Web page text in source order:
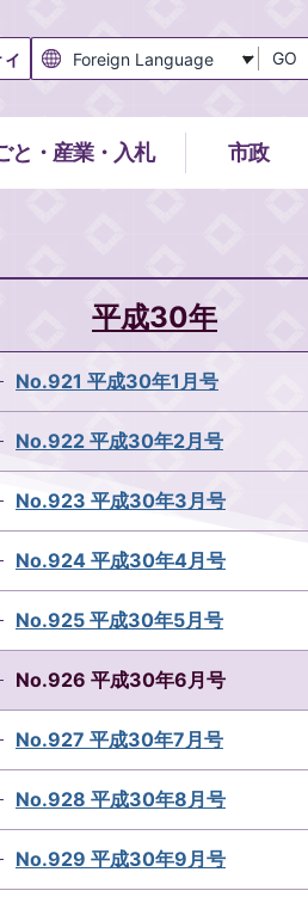
GO
と・産業・入札 市政
平成30年
No.921 平成30年1月号
No.922 平成30年2月号
No.923 平成30年3月号
No.924 平成30年4月号
No.925 平成30年5月号
No.926 平成30年6月号
No.927 平成30年7月号
No.928 平成30年8月号
No.929 平成30年9月号